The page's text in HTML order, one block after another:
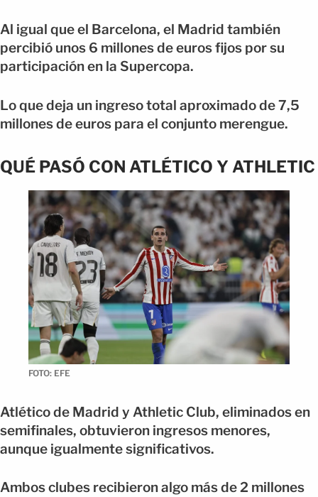
Al igual que el Barcelona, el Madrid también
percibió unos 6 millones de euros fijos por su
participación en la Supercopa.
Lo que deja un ingreso total aproximado de 7,5
millones de euros para el conjunto merengue.
QUÉ PASÓ CON ATLÉTICO Y ATHLETIC
FOTO: EFE
Atlético de Madrid y Athletic Club, eliminados en
semifinales, obtuvieron ingresos menores,
aunque igualmente significativos.
Ambos clubes recibieron algo más de 2 millones